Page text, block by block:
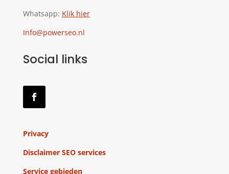
Whatsapp: Klik hier
Info@powerseo.nl
Social links
Privacy
Disclaimer SEO services
Service gebieden